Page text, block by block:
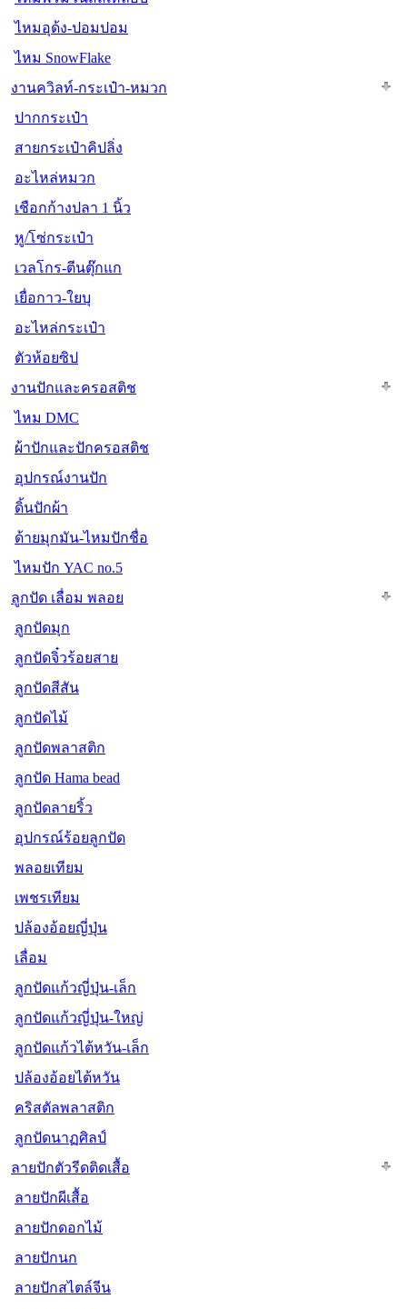
ไหมอุด้ง-ปอมปอม
ไหม SnowFlake
งานควิลท์-กระเป๋า-หมวก
ปากกระเป๋า
สายกระเป๋าคิปลิ่ง
อะไหล่หมวก
เชือกก้างปลา 1 นิ้ว
หู/โซ่กระเป๋า
เวลโกร-ตีนตุ๊กแก
เยื่อกาว-ใยบุ
อะไหล่กระเป๋า
ตัวห้อยซิป
งานปักและครอสติช
ไหม DMC
ผ้าปักและปักครอสติช
อุปกรณ์งานปัก
ดิ้นปักผ้า
ด้ายมุกมัน-ไหมปักชื่อ
ไหมปัก YAC no.5
ลูกปัด เลื่อม พลอย
ลูกปัดมุก
ลูกปัดจิ๋วร้อยสาย
ลูกปัดสีสัน
ลูกปัดไม้
ลูกปัดพลาสติก
ลูกปัด Hama bead
ลูกปัดลายริ้ว
อุปกรณ์ร้อยลูกปัด
พลอยเทียม
เพชรเทียม
ปล้องอ้อยญี่ปุ่น
เลื่อม
ลูกปัดแก้วญี่ปุ่น-เล็ก
ลูกปัดแก้วญี่ปุ่น-ใหญ่
ลูกปัดแก้วไต้หวัน-เล็ก
ปล้องอ้อยไต้หวัน
คริสตัลพลาสติก
ลูกปัดนาฏศิลป์
ลายปักตัวรีดติดเสื้อ
ลายปักผีเสื้อ
ลายปักดอกไม้
ลายปักนก
ลายปักสไตล์จีน